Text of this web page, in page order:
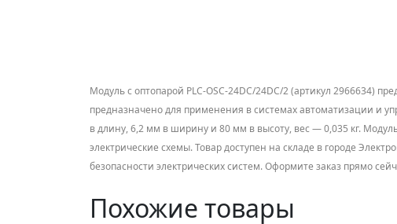
Модуль с оптопарой PLC-OSC-24DC/24DC/2 (артикул 2966634)
предназначено для применения в системах автоматизации и
в длину, 6,2 мм в ширину и 80 мм в высоту, вес — 0,035 кг.
электрические схемы. Товар доступен на складе в городе
безопасности электрических систем. Оформите заказ прямо
Похожие товары